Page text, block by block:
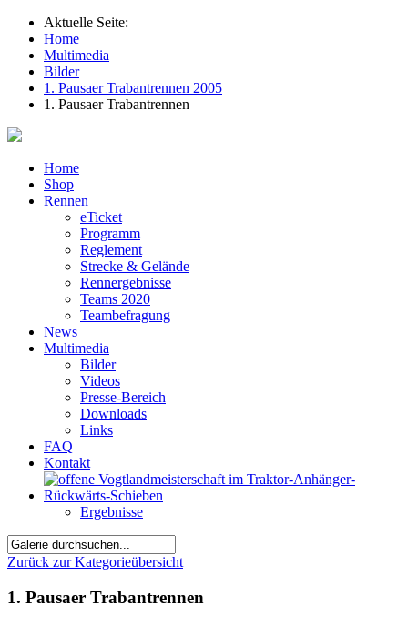
Aktuelle Seite:
Home
Multimedia
Bilder
1. Pausaer Trabantrennen 2005
1. Pausaer Trabantrennen
Home
Shop
Rennen
eTicket
Programm
Reglement
Strecke & Gelände
Rennergebnisse
Teams 2020
Teambefragung
News
Multimedia
Bilder
Videos
Presse-Bereich
Downloads
Links
FAQ
Kontakt
Ergebnisse
Zurück zur Kategorieübersicht
1. Pausaer Trabantrennen